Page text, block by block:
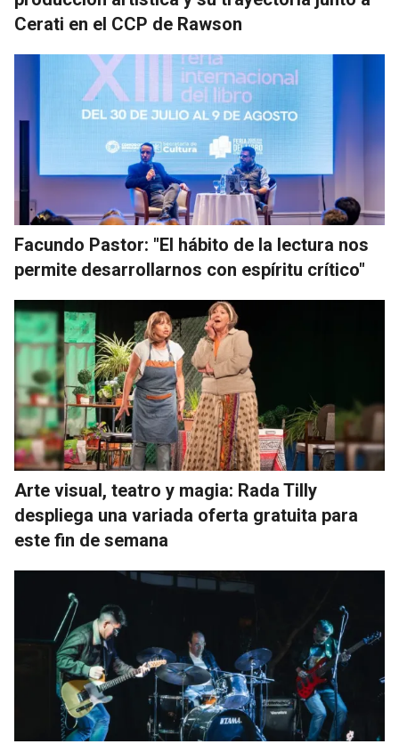
Cerati en el CCP de Rawson
Facundo Pastor: "El hábito de la lectura nos
permite desarrollarnos con espíritu crítico"
Arte visual, teatro y magia: Rada Tilly
despliega una variada oferta gratuita para
este fin de semana